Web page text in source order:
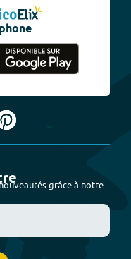
grâce à notre